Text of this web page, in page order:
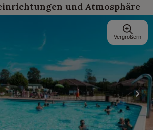
und Atmosphäre
Vergrößern